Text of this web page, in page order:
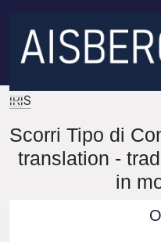
IRIS
Scorri Tipo di
translation -
in